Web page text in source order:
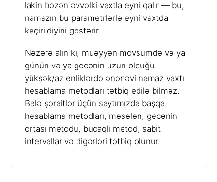
lakin bəzən əvvəlki vaxtla eyni qalır — bu,
namazın bu parametrlərlə eyni vaxtda
keçirildiyini göstərir.
Nəzərə alın ki, müəyyən mövsümdə və ya
günün və ya gecənin uzun olduğu
yüksək/az enliklərdə ənənəvi namaz vaxtı
hesablama metodları tətbiq edilə bilməz.
Belə şəraitlər üçün saytımızda başqa
hesablama metodları, məsələn, gecənin
ortası metodu, bucaqlı metod, sabit
intervallar və digərləri tətbiq olunur.